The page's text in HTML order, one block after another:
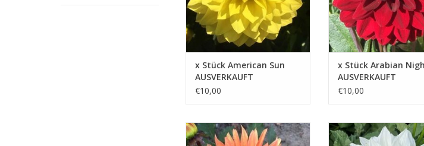
x Stück American Sun
AUSVERKAUFT
€10,00
x Stück Arabian
AUSVERKAUFT
€10,00
Diese orange Beetdahlie blüht
bis in den Spätherbst. Auch wenn
Diese riesenblütige
Eleganz aus mit ihren